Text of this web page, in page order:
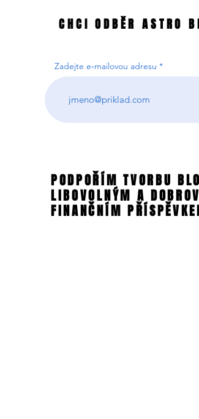
CHCI ODBĚR ASTRO
CHCI ODBĚR ASTRO
Zadejte e‑mailovou adresu
PODPOŘÍM TVORBU
LIBOVOLNÝM A
FINANČNÍM
PODPOŘÍM TVORBU
LIBOVOLNÝM A
FINANČNÍM